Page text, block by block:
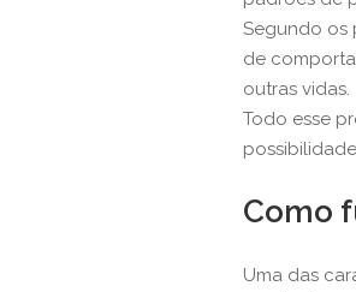
Segundo os
de
outras vidas.
Todo esse
Como
Uma das